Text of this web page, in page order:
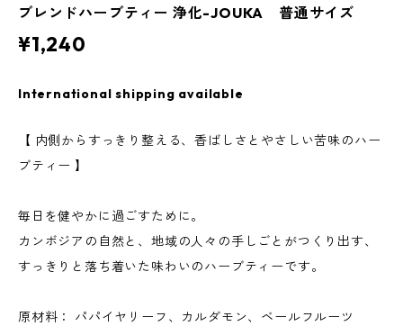
ブレンドハーブティー 浄化-JOUKA 普通サイズ
¥1,240
International shipping available
【 内側からすっきり整える、香ばしさとやさしい苦味のハー
ブティー 】
毎日を健やかに過ごすために。
カンボジアの自然と、地域の人々の手しごとがつくり出す、
すっきりと落ち着いた味わいのハーブティーです。
原材料： パパイヤリーフ、カルダモン、ベールフルーツ